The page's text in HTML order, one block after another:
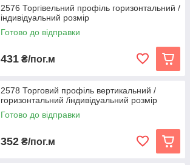
2576 Торгівельний профіль горизонтальний /
індивідуальний розмір
Готово до відправки
431 ₴/пог.м
2578 Торговий профіль вертикальний /
горизонтальний /індивідуальний розмір
Готово до відправки
352 ₴/пог.м